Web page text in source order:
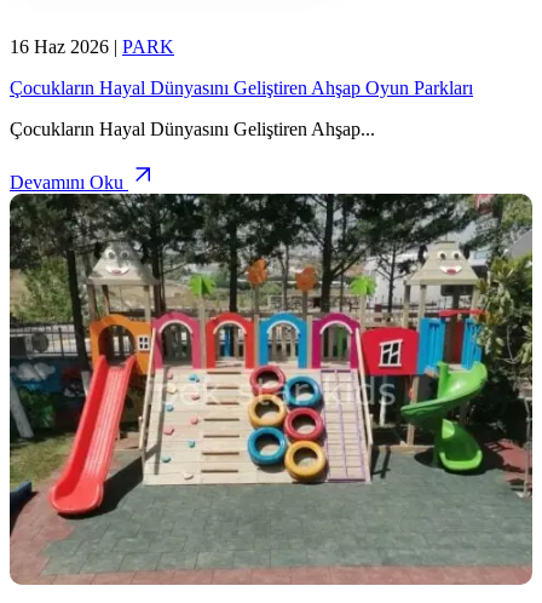
16 Haz 2026 | PARK
Çocukların Hayal Dünyasını Geliştiren Ahşap Oyun Parkları
Çocukların Hayal Dünyasını Geliştiren Ahşap...
Devamını Oku